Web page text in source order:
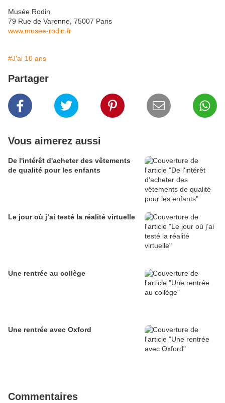
Musée Rodin
79 Rue de Varenne, 75007 Paris
www.musee-rodin.fr
#J'ai 10 ans
Partager
Vous aimerez aussi
De l'intérêt d'acheter des vêtements
de qualité pour les enfants
Le jour où j’ai testé la réalité virtuelle
Une rentrée au collège
Une rentrée avec Oxford
Commentaires